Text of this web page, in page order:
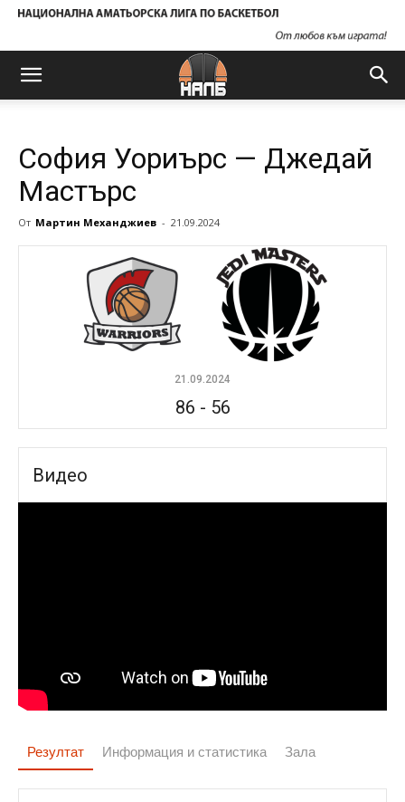
София Уориърс — Джедай
Мастърс
От Мартин Механджиев - 21.09.2024
21.09.2024
86 - 56
Видео
Резултат Информация и статистика Зала